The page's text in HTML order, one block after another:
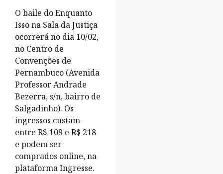
O baile do Enquanto
Isso na Sala da Justiça
ocorrerá no dia 10/02,
no Centro de
Convenções de
Pernambuco (Avenida
Professor Andrade
Bezerra, s/n, bairro de
Salgadinho). Os
ingressos custam
entre R$ 109 e R$ 218
e podem ser
comprados online, na
plataforma Ingresse.